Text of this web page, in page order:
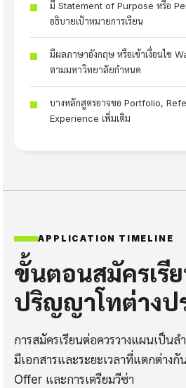
มี Statement of Purpose หรือ
อธิบายเป้าหมายการเรียน
มีผลภาษาอังกฤษ หรือเข้าเงื่อนไข
ตามมหาวิทยาลัยกำหนด
บางหลักสูตรอาจขอ Portfolio,
Experience เพิ่มเติม
APPLICATION TIMELINE
ขั้นตอนสมัครเรี
ปริญญาโทต่างป
การสมัครเรียนต่อควรวางแผนเป็น
มีเอกสารและระยะเวลาที่แตกต่างกั
Offer และการเตรียมวีซ่า